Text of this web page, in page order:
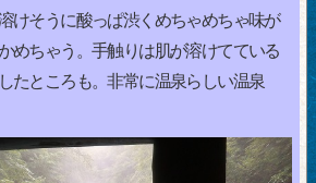
けそうに酸っぱ渋くめちゃめちゃ味が
めちゃう。手触りは肌が溶けてている
たところも。非常に温泉らしい温泉